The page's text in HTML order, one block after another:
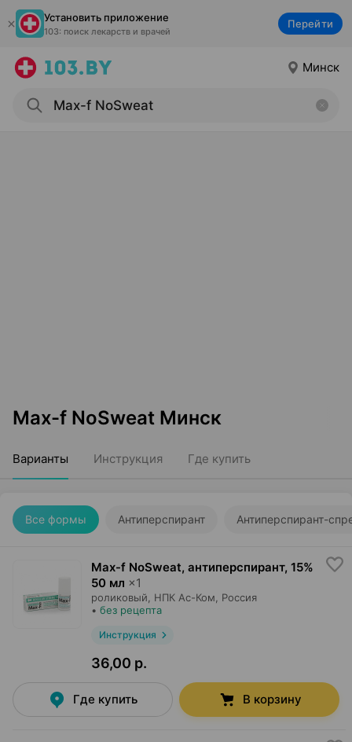
Установить приложение
103: поиск лекарств и врачей
Перейти
Минск
Max-f NoSweat Минск
Варианты Инструкция Где купить
Все формы Антиперспирант Антиперспирант-
Max-f NoSweat, антиперспирант, 15%
50 мл ×1
роликовый, НПК Ас-Ком , Россия
• без рецепта
Инструкция
36,00 р.
Где купить В корзину